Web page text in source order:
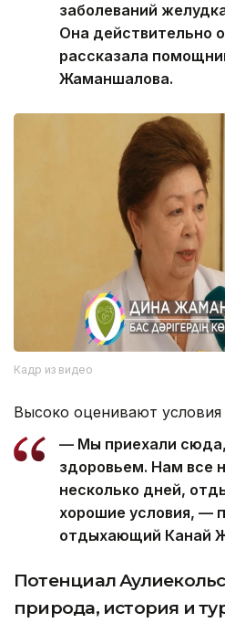
заболеваний
Она действительно
рассказала
Жаманшалова.
Кадр из видео
Высоко оценивают
— Мы приехали сюда,
здоровьем. Нам все
несколько дней,
хорошие условия, —
отдыхающий Канай
Потенциал
природа, история и